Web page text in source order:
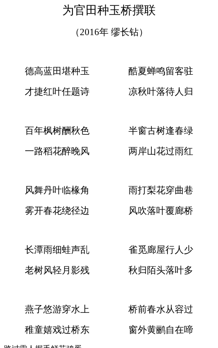
为官田种玉桥撰联
（2016年 缪长钻）
德高蓝田堪种玉
酷夏蝉鸣留客驻
才捷红叶任题诗
凉秋叶落待人归
百年枫树酬秋色
半窗古树逢春绿
一路稻花醉晚风
两岸山花过雨红
风舞丹叶临椽角
雨打梨花穿曲巷
雾开春花绕径边
风吹落叶覆廊桥
长潭雨细蛙声乱
雀觅廊屋行人少
老树风轻月影残
秋归陌头落叶多
燕子悠游穿水上
桥前春水从容过
稚童嬉戏过桥东
窗外黄鹂自在啼